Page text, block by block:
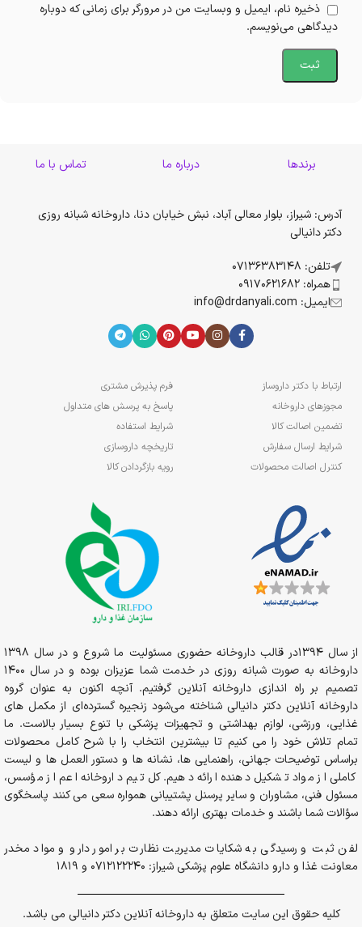
ذخیره نام، ایمیل و وبسایت من در مرورگر برای زمانی که دوباره
دیدگاهی می‌نویسم.
برندها درباره ما تماس با ما
آدرس: شیراز، بلوار معالی آباد، نبش خیابان دنا، داروخانه شبانه روزی
دکتر دانیالی
تلفن: 07136383148
همراه: 09170621682
ایمیل: info@drdanyali.com
ارتباط با دکتر داروساز
مجوزهای داروخانه
تضمین اصالت کالا
شرایط ارسال سفارش
کنترل اصالت محصولات
فرم پذیرش مشتری
پاسخ به پرسش های متداول
شرایط استفاده
تاریخچه داروسازی
رویه بازگردادن کالا
از سال 1394در قالب داروخانه حضوری مسئولیت ما شروع و در سال 1398
داروخانه به صورت شبانه روزی در خدمت شما عزیزان بوده و در سال 1400
تصمیم بر راه اندازی داروخانه آنلاین گرفتیم. آنچه اکنون به عنوان گروه
داروخانه آنلاین دکتر دانیالی شناخته می‌شود زنجیره گسترده‌ای از مکمل های
غذایی، ورزشی، لوازم بهداشتی و تجهیزات پزشکی با تنوع بسیار بالاست. ما
تمام تلاش خود را می کنیم تا بیشترین انتخاب را با شرح کامل محصولات
براساس توضیحات جهانی، راهنمایی ها، نشانه ها و دستور العمل ها و لیست
کاملی از مواد تشکیل دهنده ارائه دهیم. کل تیم داروخانه اعم از مؤسس،
مسئول فنی، مشاوران و سایر پرسنل پشتیبانی همواره سعی می کنند پاسخگوی
سؤالات شما باشند و خدمات بهتری ارائه دهند.
لفن ثبت و رسیدگی به شکایات مدیریت نظارت بر امور دارو و مواد مخدر
معاونت غذا و دارو دانشگاه علوم پزشکی شیراز: 0712122240 و 1819
کلیه حقوق این سایت متعلق به داروخانه آنلاین دکتر دانیالی می باشد.